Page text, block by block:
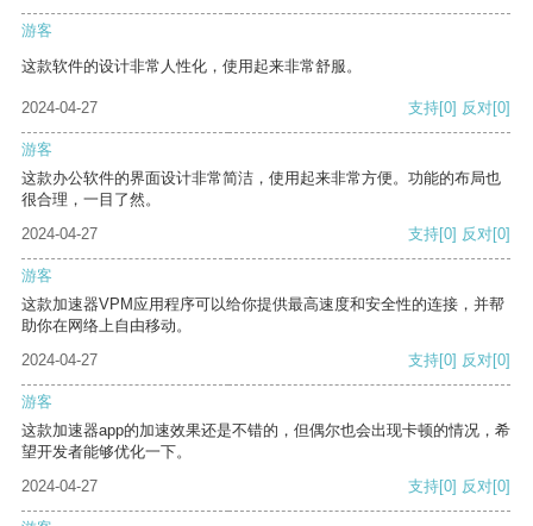
游客
这款软件的设计非常人性化，使用起来非常舒服。
2024-04-27 支持[0] 反对[0]
游客
这款办公软件的界面设计非常简洁，使用起来非常方便。功能的布局也
很合理，一目了然。
2024-04-27
支持[0] 反对[0]
游客
这款加速器VPM应用程序可以给你提供最高速度和安全性的连接，并帮
助你在网络上自由移动。
2024-04-27
支持[0] 反对[0]
游客
这款加速器app的加速效果还是不错的，但偶尔也会出现卡顿的情况，希
望开发者能够优化一下。
2024-04-27
支持[0] 反对[0]